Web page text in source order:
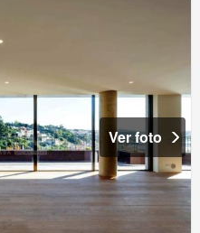
Ver foto